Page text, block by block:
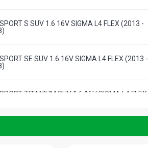
S SUV 1.6 16V SIGMA L4 FLEX (2013 -
SE SUV 1.6 16V SIGMA L4 FLEX (2013 -
TITANIUM SUV 1.6 16V SIGMA L4 FLEX
XL SUV 1.6 8V ZETEC ROCAM
(2009 - 2012) CAMBIO AUTOMATICO